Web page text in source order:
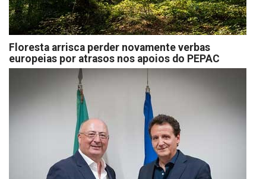
Floresta arrisca perder novamente verbas
europeias por atrasos nos apoios do PEPAC